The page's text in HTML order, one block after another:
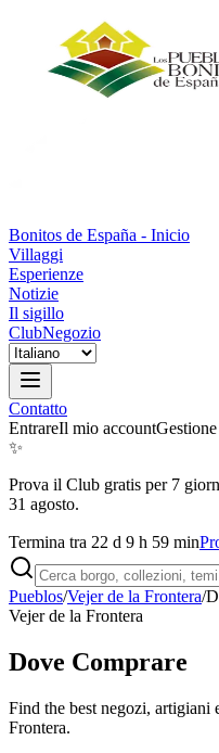
Bonitos de España - Inicio
Villaggi
Esperienze
Notizie
Il sigillo
ClubNegozio
Contatto
EntrareIl mio accountGestione
✨
Prova il Club gratis per 7
31 agosto.
Termina tra 22 d 9 h 59 min
Pueblos/Vejer de la Frontera/
Vejer de la Frontera
Dove Comprare
Find the best negozi, artigiani
Frontera.